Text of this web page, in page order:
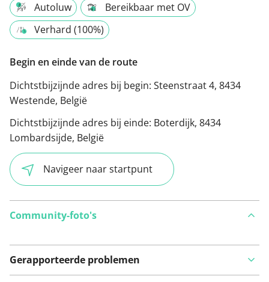
Autoluw
Bereikbaar met OV
Verhard (100%)
Begin en einde van de route
Dichtstbijzijnde adres bij begin: Steenstraat 4, 8434
Westende, België
Dichtstbijzijnde adres bij einde: Boterdijk, 8434
Lombardsijde, België
Navigeer naar startpunt
Community-foto's
Gerapporteerde problemen